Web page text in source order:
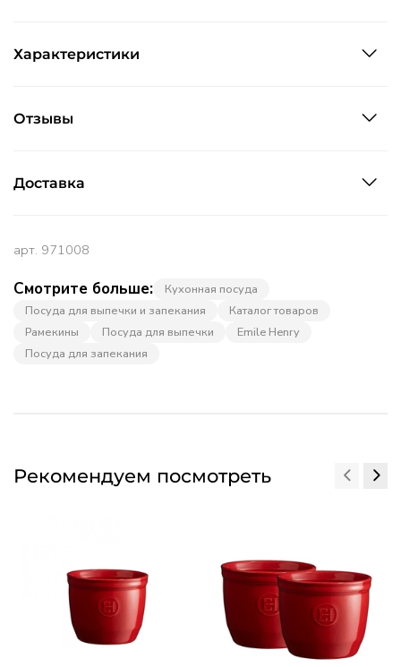
Смотрите больше:
Кухонная посуда
Посуда для выпечки и запекания
Каталог товаров
Рамекины
Посуда для выпечки
Emile Henry
Посуда для запекания
Характеристики
Отзывы
Доставка
арт. 971008
Рекомендуем посмотреть